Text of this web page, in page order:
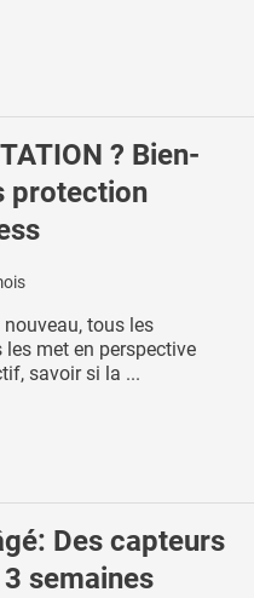
? Bien-
protection
nouveau, tous les
met en perspective
savoir si la ...
Des capteurs
semaines